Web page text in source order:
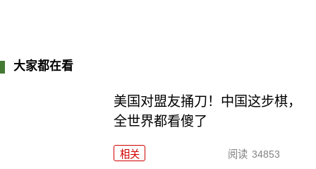
大家都在看
美国对盟友捅刀！中国这步棋，
全世界都看傻了
相关 阅读 34853